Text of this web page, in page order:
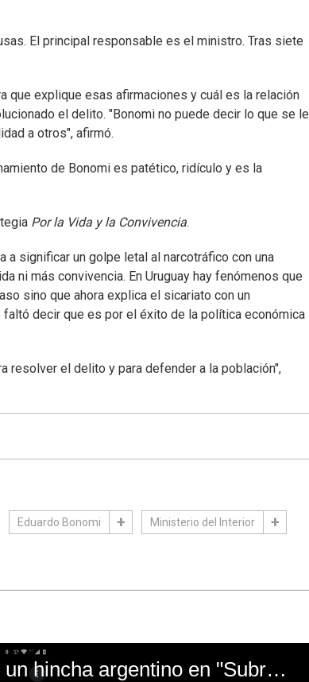
El principal responsable es el ministro. Tras siete
que explique esas afirmaciones y cuál es la relación
el delito. "Bonomi no puede decir lo que se le
a otros", afirmó.
de Bonomi es patético, ridículo y es la
Por la Vida y la Convivencia.
a significar un golpe letal al narcotráfico con una
ni más convivencia. En Uruguay hay fenómenos que
sino que ahora explica el sicariato con un
decir que es por el éxito de la política económica
resolver el delito y para defender a la población",
Eduardo Bonomi Ministerio del Interior
El mal momento de Yanina Gasañol con un hincha argentino en "Subrayado"